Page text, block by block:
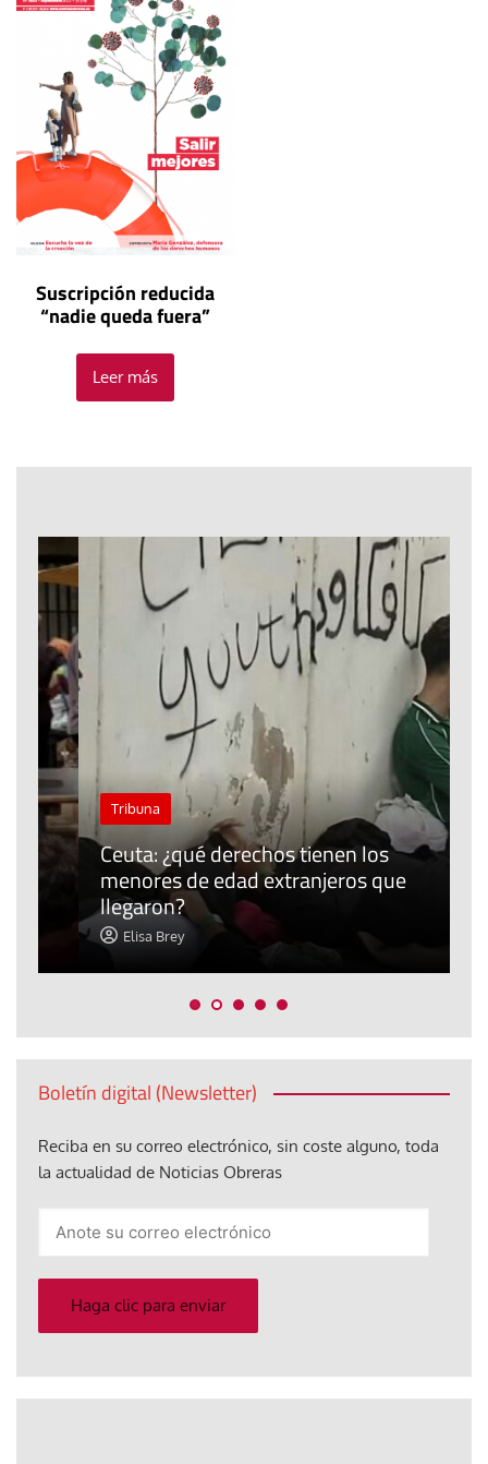
Suscripción reducida
“nadie queda fuera”
Leer más
Tribuna
Ceuta: ¿qué derechos tienen los
menores de edad extranjeros que
llegaron?
Elisa Brey
Boletín digital (Newsletter)
Reciba en su correo electrónico, sin coste alguno, toda
la actualidad de Noticias Obreras
electrónico
Haga clic para enviar